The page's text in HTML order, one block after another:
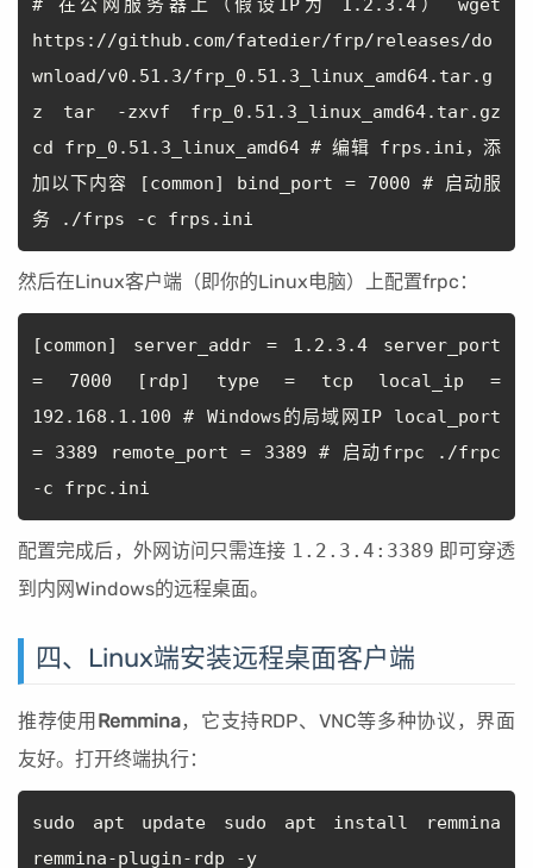
# 在公网服务器上（假设IP为 1.2.3.4） wget
https://github.com/fatedier/frp/releases/do
wnload/v0.51.3/frp_0.51.3_linux_amd64.tar.g
z tar -zxvf frp_0.51.3_linux_amd64.tar.gz
cd frp_0.51.3_linux_amd64 # 编辑 frps.ini，添
加以下内容 [common] bind_port = 7000 # 启动服
务 ./frps -c frps.ini
然后在Linux客户端（即你的Linux电脑）上配置frpc：
[common] server_addr = 1.2.3.4 server_port
= 7000 [rdp] type = tcp local_ip =
192.168.1.100 # Windows的局域网IP local_port
= 3389 remote_port = 3389 # 启动frpc ./frpc
-c frpc.ini
配置完成后，外网访问只需连接 1.2.3.4:3389 即可穿透
到内网Windows的远程桌面。
四、Linux端安装远程桌面客户端
推荐使用 Remmina，它支持RDP、VNC等多种协议，界面
友好。打开终端执行：
sudo apt update sudo apt install remmina
remmina-plugin-rdp -y